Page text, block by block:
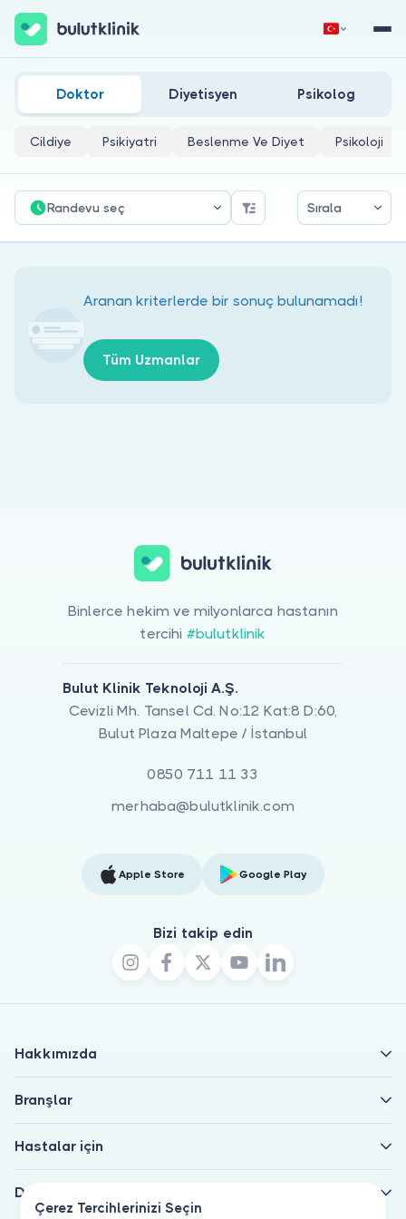
Hastalar için
Doktorlar için
Hemen Kaydol Giriş Yap
Elazığ İş Yeri Hekimliği Doktorları
Doktor Diyetisyen Psikolog
Cildiye Psikiyatri Beslenme Ve Diyet Psikoloji
Randevu seç Sırala
Aranan kriterlerde bir sonuç bulunamadı!
Tüm Uzmanlar
Çerez Tercihlerinizi Seçin
Binlerce hekim ve milyonlarca hastanın
tercihi #bulutklinik
Bulut Klinik Teknoloji A.Ş.
Cevizli Mh. Tansel Cd. No:12 Kat:8 D:60,
Bulut Plaza Maltepe / İstanbul
0850 711 11 33
merhaba@bulutklinik.com
Apple Store Google Play
Bizi takip edin
Hakkımızda
Branşlar
Hastalar için
Doktorlar için